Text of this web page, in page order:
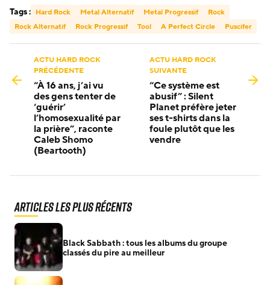
Tags : Hard Rock Metal Alternatif Metal Progressif
Rock
Rock Alternatif
Rock Progressif Tool A Perfect Circle Puscifer
ACTU HARD ROCK
PRÉCÉDENTE
“À 16 ans, j’ai vu
des gens tenter de
‘guérir’
l’homosexualité par
la prière”, raconte
Caleb Shomo
(Beartooth)
ACTU HARD ROCK
SUIVANTE
“Ce système est
abusif” : Silent
Planet préfère jeter
ses t-shirts dans la
foule plutôt que les
vendre
Articles les plus récents
Black Sabbath : tous les albums du groupe
classés du pire au meilleur